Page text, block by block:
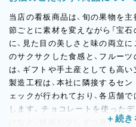
当店の看板商品は、旬の果物を
節ごとに素材を変えながら「宝石
に、見た目の美しさと味の両立
のサクサクした食感と、フルー
は、ギフトや手土産としても高い
製造工程は、本社に隣接するセ
ェックが行われており、各店舗
します。チョコレートを使った
けなど、技術が少しずつ身につ